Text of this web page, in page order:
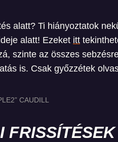
alatt? Ti hiányoztatok
alatt! Ezeket itt
szinte az összes
is. Csak győzzétek
CAUDILL
FRISSÍTÉSEK